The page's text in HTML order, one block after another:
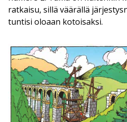
ratkaisu, sillä väärällä
tuntisi oloaan kotoisaksi.